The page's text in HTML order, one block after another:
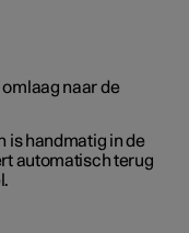
naar de
is handmatig in de
automatisch terug